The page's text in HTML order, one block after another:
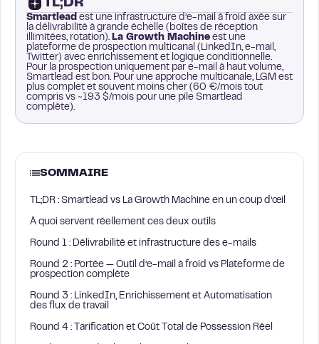
TL;DR
Smartlead est une infrastructure d’e-mail à froid axée sur
la délivrabilité à grande échelle (boîtes de réception
illimitées, rotation). La Growth Machine est une
plateforme de prospection multicanal (LinkedIn, e-mail,
Twitter) avec enrichissement et logique conditionnelle.
Pour la prospection uniquement par e-mail à haut volume,
Smartlead est bon. Pour une approche multicanale, LGM est
plus complet et souvent moins cher (60 €/mois tout
compris vs ~193 $/mois pour une pile Smartlead
complète).
SOMMAIRE
TL;DR : Smartlead vs La Growth Machine en un coup d’œil
À quoi servent réellement ces deux outils
Round 1 : Délivrabilité et infrastructure des e-mails
Round 2 : Portée — Outil d’e-mail à froid vs Plateforme de
prospection complète
Round 3 : LinkedIn, Enrichissement et Automatisation
des flux de travail
Round 4 : Tarification et Coût Total de Possession Réel